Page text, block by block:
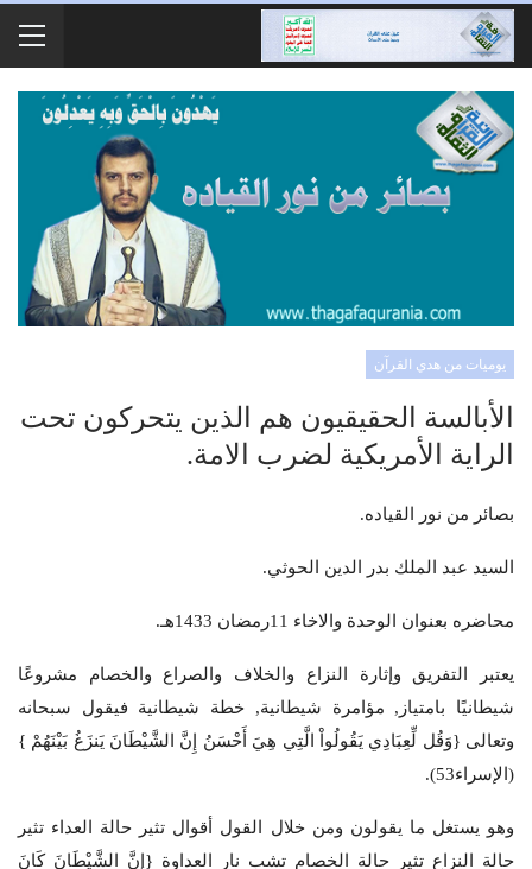
يوميات من هدي القرآن
الأبالسة الحقيقيون هم الذين يتحركون تحت
الراية الأمريكية لضرب الامة.
بصائر من نور القياده.
السيد عبد الملك بدر الدين الحوثي.
محاضره بعنوان الوحدة والاخاء 11رمضان 1433هـ.
يعتبر التفريق وإثارة النزاع والخلاف والصراع والخصام مشروعًا
شيطانيًا بامتياز, مؤامرة شيطانية, خطة شيطانية فيقول سبحانه
وتعالى {وَقُل لِّعِبَادِي يَقُولُواْ الَّتِي هِيَ أَحْسَنُ إِنَّ الشَّيْطَانَ يَنزَغُ بَيْنَهُمْ }
(الإسراء53).
وهو يستغل ما يقولون ومن خلال القول أقوال تثير حالة العداء تثير
حالة النزاع تثير حالة الخصام تشب نار العداوة {إِنَّ الشَّيْطَانَ كَانَ